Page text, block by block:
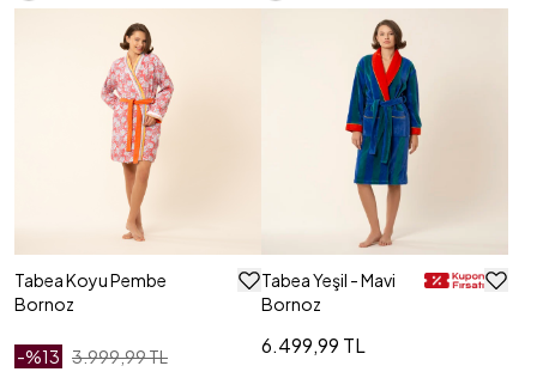
Tabea Koyu Pembe
Bornoz
-%13 3.999,99 TL
Tabea Yeşil - Mavi
Bornoz
6.499,99 TL